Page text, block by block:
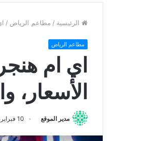
الرئيسية / مطاعم الرياض /
مطاعم الرياض
اي ام
الأسعار،
مدير الموقع 10 فبراير، 2023